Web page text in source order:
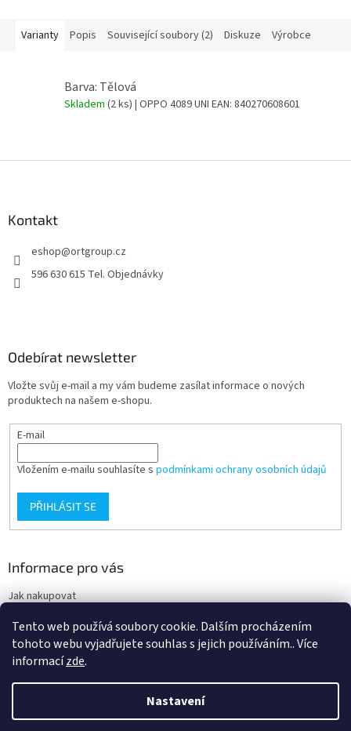
Tento web používá soubory cookie. Dalším procházením
tohoto webu vyjadřujete souhlas s jejich používáním.. Více
informacízde.
Nastavení
Varianty Popis Související soubory (2) Diskuze Výrobce
Barva: Tělová
Skladem (2 ks) | OPPO 4089 UNI EAN: 840270608601
Kontakt
eshop@ortgroup.cz
596 630 615 Tel. Objednávky
Odebírat newsletter
Vložte svůj e-mail a my vám budeme zasílat informace o nových
produktech na našem e-shopu.
E-mail
Vložením e-mailu souhlasíte s podmínkami ochrany osobních údajů
PŘIHLÁSIT SE
Informace pro vás
Jak nakupovat
Podmínky ochrany osobních údajů
Vytvořil Shoptet